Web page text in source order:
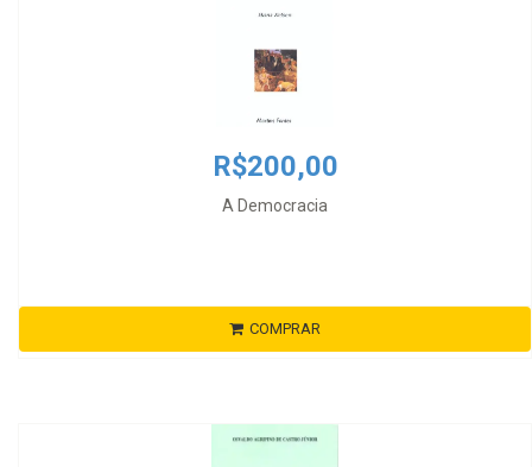
R$200,00
A Democracia
COMPRAR